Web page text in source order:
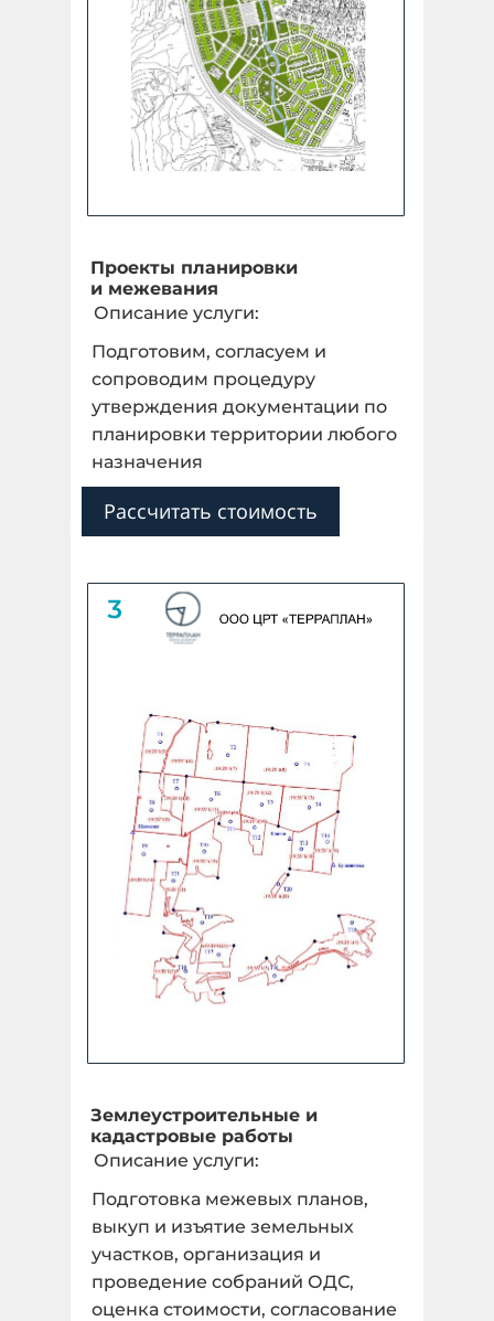
Проекты планировки
и межевания
Описание услуги:
Подготовим, согласуем и
сопроводим процедуру
утверждения документации по
планировки территории любого
назначения
Рассчитать стоимость
Землеустроительные и
кадастровые работы
Описание услуги:
Подготовка межевых планов,
выкуп и изъятие земельных
участков, организация и
проведение собраний ОДС,
оценка стоимости, согласование